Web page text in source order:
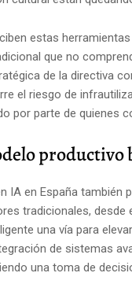
estas
que no
de la directiva
el riesgo de
por parte de quienes
productivo
IA en España
tradicionales,
una vía para
de sistemas
una toma de